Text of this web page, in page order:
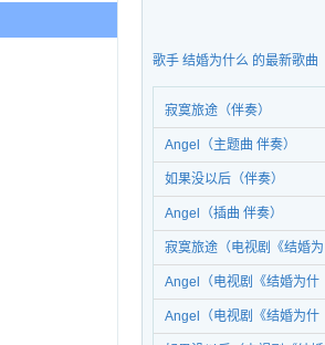
歌手 结婚为什么 的最新歌曲
寂寞旅途（伴奏）
Angel（主题曲 伴奏）
如果没以后（伴奏）
Angel（插曲 伴奏）
寂寞旅途（电视剧《结婚为
什么》插曲） - 郑雅文
Angel（电视剧《结婚为什
么》插曲） - 樊凡
Angel（电视剧《结婚为什